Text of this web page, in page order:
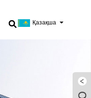
Қазақша